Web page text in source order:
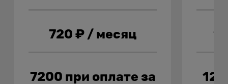
720 ₽ / месяц
7200 при оплате за